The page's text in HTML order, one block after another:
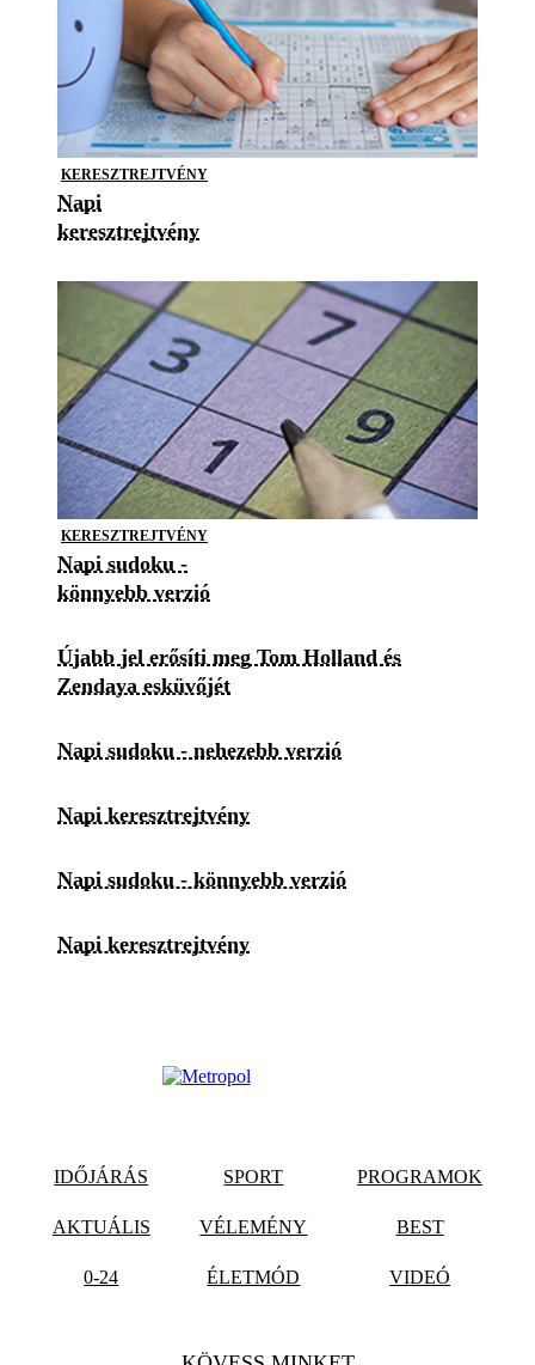
KERESZTREJTVÉNY
Napi
keresztrejtvény
KERESZTREJTVÉNY
Napi sudoku -
könnyebb verzió
Újabb jel erősíti meg Tom Holland és
Zendaya esküvőjét
Napi sudoku - nehezebb verzió
Napi keresztrejtvény
Napi sudoku - könnyebb verzió
Napi keresztrejtvény
IDŐJÁRÁS SPORT PROGRAMOK
AKTUÁLIS VÉLEMÉNY BEST
0-24 ÉLETMÓD VIDEÓ